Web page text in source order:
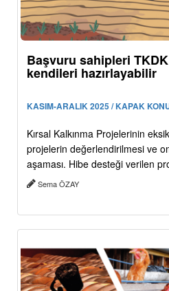
Başvuru sahipleri
kendileri hazırlayabilir
KASIM-ARALIK 2025 / KAPAK
Kırsal Kalkınma Projelerinin
projelerin değerlendirilmesi ve
aşaması. Hibe desteği verilen
Sema ÖZAY